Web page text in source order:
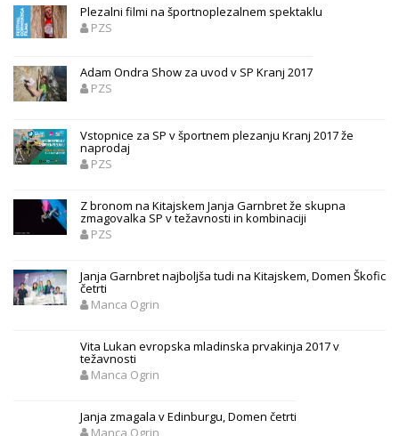
Plezalni filmi na športnoplezalnem spektaklu
PZS
Adam Ondra Show za uvod v SP Kranj 2017
PZS
Vstopnice za SP v športnem plezanju Kranj 2017 že
naprodaj
PZS
Z bronom na Kitajskem Janja Garnbret že skupna
zmagovalka SP v težavnosti in kombinaciji
PZS
Janja Garnbret najboljša tudi na Kitajskem, Domen Škofic
četrti
Manca Ogrin
Vita Lukan evropska mladinska prvakinja 2017 v
težavnosti
Manca Ogrin
Janja zmagala v Edinburgu, Domen četrti
Manca Ogrin